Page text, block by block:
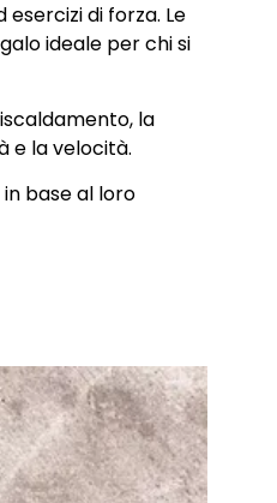
di forza. Le
ideale per chi si
la
e la velocità.
base al loro